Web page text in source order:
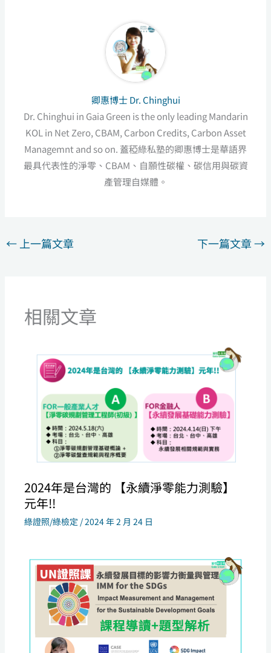
卿惠博士 Dr. Chinghui
Dr. Chinghui in Gaia Green is the only leading Mandarin
KOL in Net Zero, CBAM, Carbon Credits, Carbon Asset
Managemnt and so on. 蓋稏綠私塾的卿惠博士是華語界
最具代表性的淨零、CBAM、自願性碳權、碳信用與碳資
產管理自媒體。
←上一篇文章 下一篇文章→
相關文章
2024年是台灣的 【永續淨零能力測驗】
元年!!
綠證照/綠檢定 /2024 年 2 月 24 日